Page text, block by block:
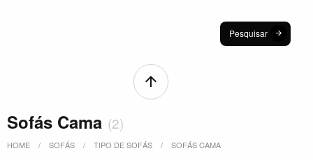
Pesquisar
Sofás Cama (2)
HOME SOFÁS TIPO DE SOFÁS SOFÁS CAMA